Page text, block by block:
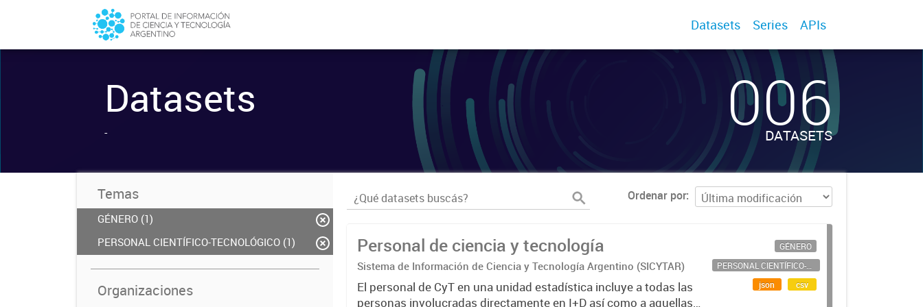
Datasets Series APIs
Datasets
- 006
DATASETS
Temas
GÉNERO (1)
PERSONAL CIENTÍFICO-TECNOLÓGICO (1)
Organizaciones
Ordenar por
Personal de ciencia y tecnología
Sistema de Información de Ciencia y Tecnología Argentino (SICYTAR)
El personal de CyT en una unidad estadística incluye a todas las
personas involucradas directamente en I+D así como a aquellas
GÉNERO
PERSONAL CIENTÍFICO-TECNOLÓGICO
json
csv